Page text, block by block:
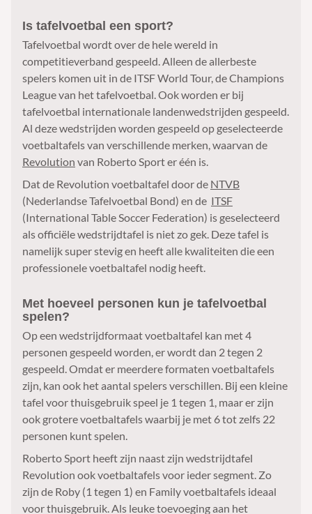
Is tafelvoetbal een sport?
Tafelvoetbal wordt over de hele wereld in
competitieverband gespeeld. Alleen de allerbeste
spelers komen uit in de ITSF World Tour, de Champions
League van het tafelvoetbal. Ook worden er bij
tafelvoetbal internationale landenwedstrijden gespeeld.
Al deze wedstrijden worden gespeeld op geselecteerde
voetbaltafels van verschillende merken, waarvan de
Revolution van Roberto Sport er één is.
Dat de Revolution voetbaltafel door de NTVB
(Nederlandse Tafelvoetbal Bond) en de ITSF
(International Table Soccer Federation) is geselecteerd
als officiële wedstrijdtafel is niet zo gek. Deze tafel is
namelijk super stevig en heeft alle kwaliteiten die een
professionele voetbaltafel nodig heeft.
Met hoeveel personen kun je tafelvoetbal
spelen?
Op een wedstrijdformaat voetbaltafel kan met 4
personen gespeeld worden, er wordt dan 2 tegen 2
gespeeld. Omdat er meerdere formaten voetbaltafels
zijn, kan ook het aantal spelers verschillen. Bij een kleine
tafel voor thuisgebruik speel je 1 tegen 1, maar er zijn
ook grotere voetbaltafels waarbij je met 6 tot zelfs 22
personen kunt spelen.
Roberto Sport heeft zijn naast zijn wedstrijdtafel
Revolution ook voetbaltafels voor ieder segment. Zo
zijn de Roby (1 tegen 1) en Family voetbaltafels ideaal
voor thuisgebruik. Als leuke toevoeging aan het